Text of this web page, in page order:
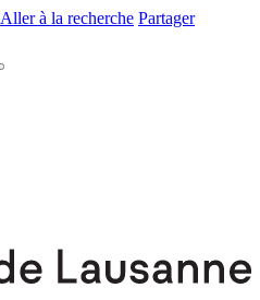
Aller à la recherche Partager